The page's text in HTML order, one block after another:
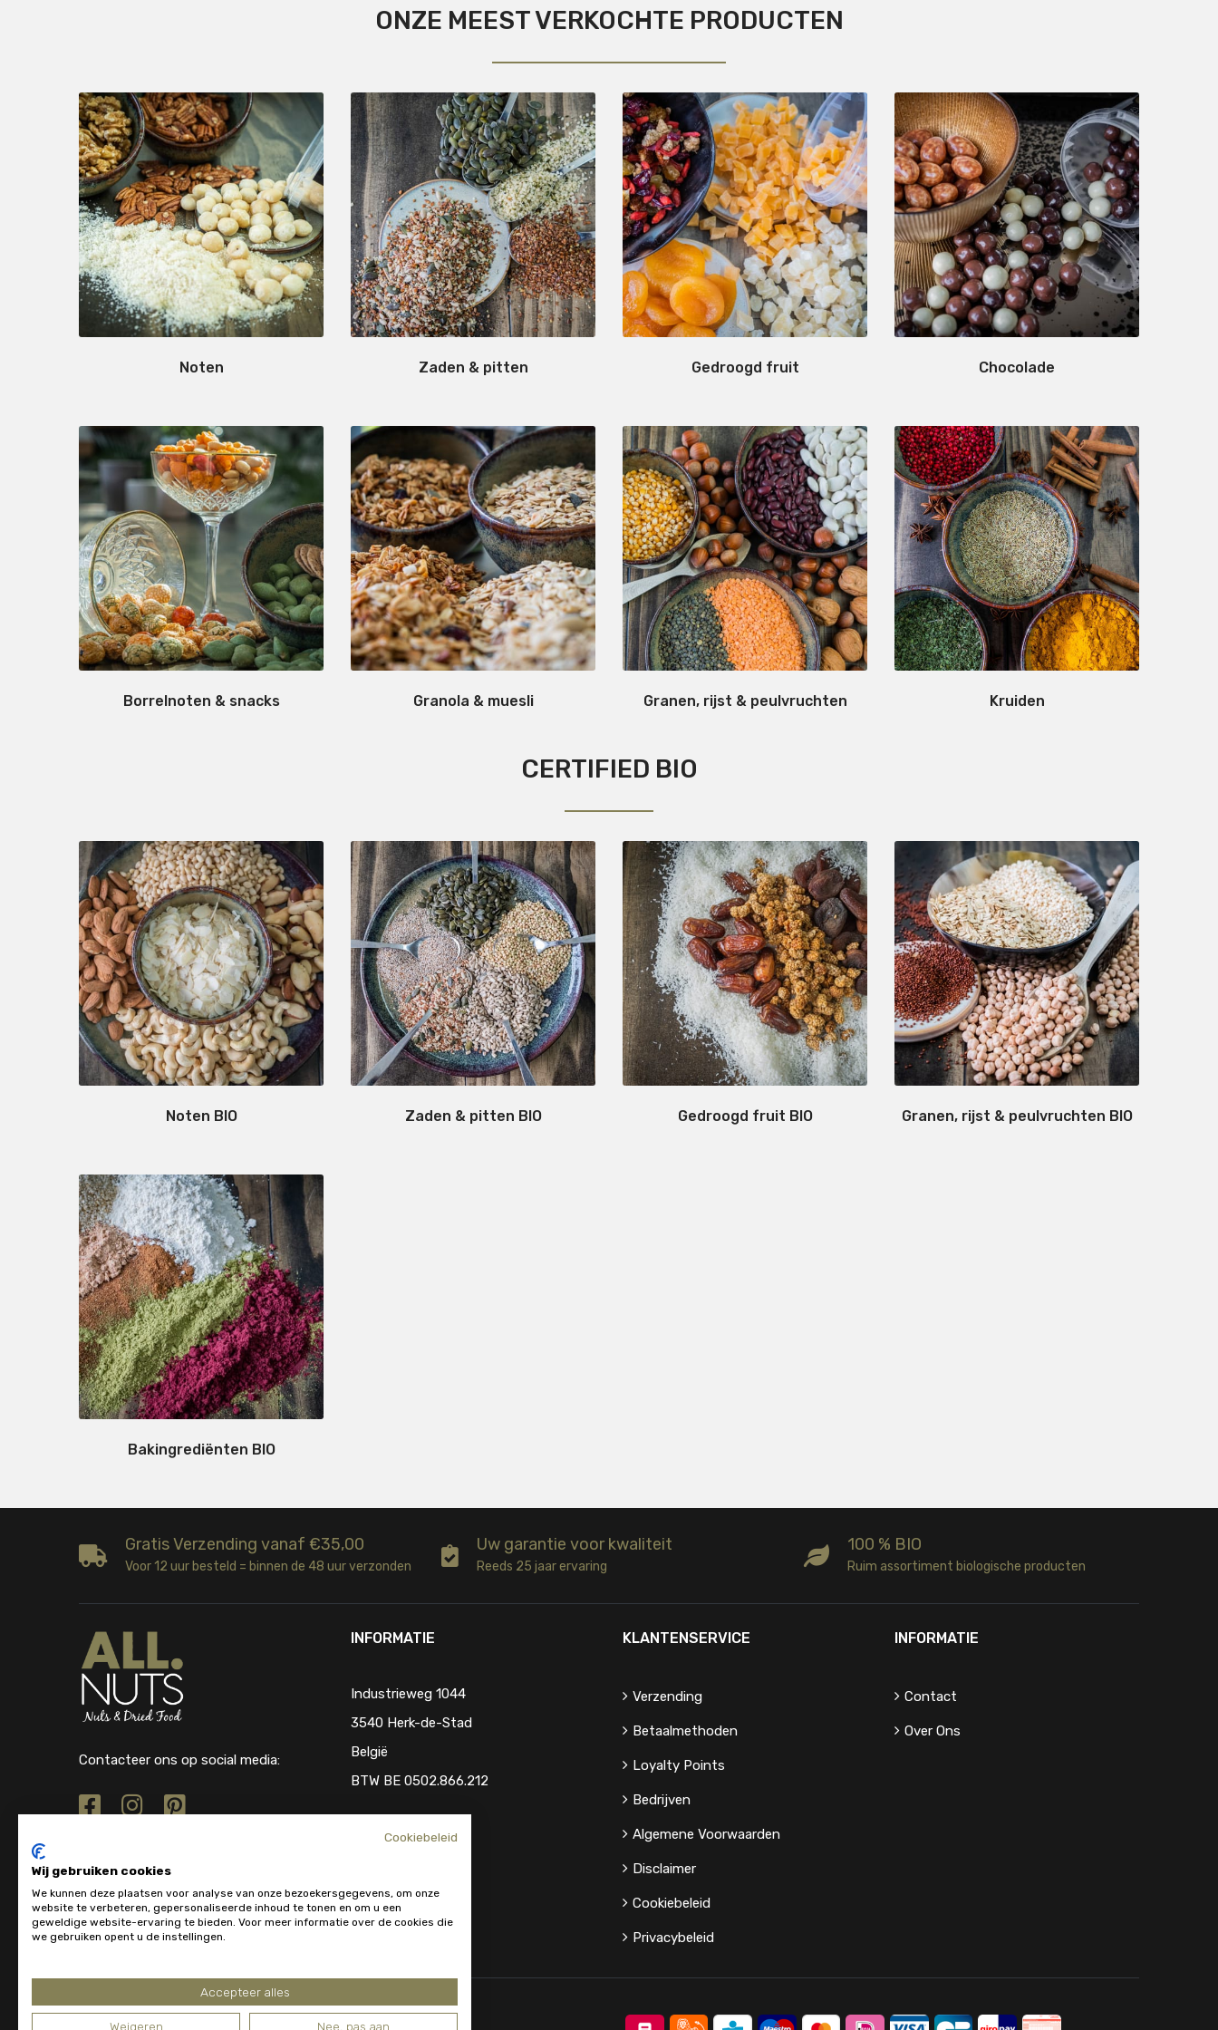
ONZE MEEST VERKOCHTE PRODUCTEN
Noten Zaden & pitten Gedroogd fruit Chocolade
Borrelnoten & snacks Granola & muesli Granen, rijst & peulvruchten Kruiden
CERTIFIED BIO
Noten BIO Zaden & pitten BIO Gedroogd fruit BIO Granen, rijst & peulvruchten BIO
Bakingrediënten BIO
Gratis Verzending vanaf €35,00
Voor 12 uur besteld = binnen de 48 uur verzonden
Uw garantie voor kwaliteit
Reeds 25 jaar ervaring
100 % BIO
Ruim assortiment biologische producten
Contacteer ons op social media:
INFORMATIE
Industrieweg 1044
3540 Herk-de-Stad
België
BTW BE 0502.866.212
KLANTENSERVICE
Verzending
Betaalmethoden
Loyalty Points
Bedrijven
Algemene Voorwaarden
Disclaimer
Cookiebeleid
Privacybeleid
INFORMATIE
Contact
Over Ons
Cookiebeleid
Wij gebruiken cookies
We kunnen deze plaatsen voor analyse van onze bezoekersgegevens, om onze
website te verbeteren, gepersonaliseerde inhoud te tonen en om u een
geweldige website-ervaring te bieden. Voor meer informatie over de cookies die
we gebruiken opent u de instellingen.
Accepteer alles
Weigeren Nee, pas aan